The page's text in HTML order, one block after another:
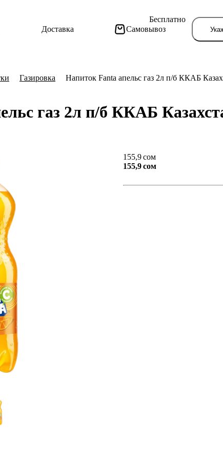
Доставка Самовывоз
Бесплатно
Газировка Напиток Fanta апельс газ 2л п/б ККАБ
газ 2л п/б ККАБ
155,9 сом
155,9 сом
Тут